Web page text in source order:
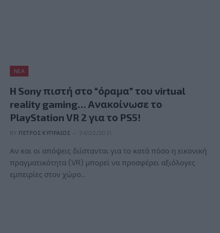
ΝΈΑ
H Sony πιστή στο “όραμα” του virtual
reality gaming… Ανακοίνωσε το
PlayStation VR 2 για το PS5!
BY ΠΈΤΡΟΣ ΚΥΠΡΑΊΟΣ 24/02/2021
Αν και οι απόψεις διίστανται για το κατά πόσο η εικονική
πραγματικότητα (VR) μπορεί να προσφέρει αξιόλογες
εμπειρίες στον χώρο…